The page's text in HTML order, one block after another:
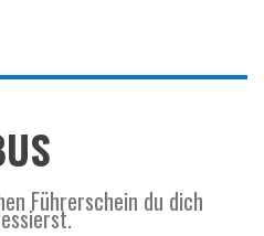
Führerschein du dich